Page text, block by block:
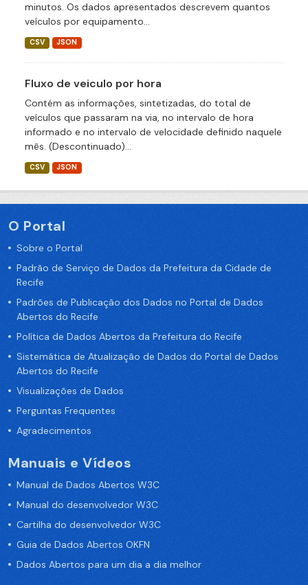
minutos. Os dados apresentados descrevem quantos
veículos por equipamento...
CSV JSON
Fluxo de veiculo por hora
Contém as informações, sintetizadas, do total de
veículos que passaram na via, no intervalo de hora
informado e no intervalo de velocidade definido naquele
mês. (Descontinuado)...
CSV JSON
O Portal
Sobre o Portal
Padrão de Serviço de Dados da Prefeitura da Cidade de
Recife
Padrões de Publicação dos Dados no Portal de Dados
Abertos do Recife
Política de Dados Abertos da Prefeitura do Recife
Sistemática de Atualização de Dados do Portal de Dados
Abertos do Recife
Visualizações de Dados
Perguntas Frequentes
Agradecimentos
Manuais e Vídeos
Manual de Dados Abertos W3C
Manual do desenvolvedor W3C
Cartilha do desenvolvedor W3C
Guia de Dados Abertos OKFN
Dados Abertos para um dia a dia melhor